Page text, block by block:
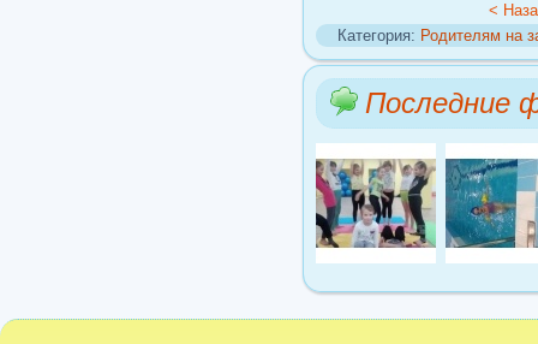
<
Категория: Родителям на
Последние